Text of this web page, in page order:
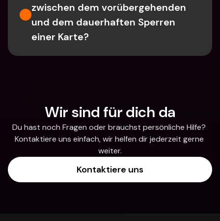
zwischen dem vorübergehenden
und dem dauerhaften Sperren
einer Karte?
Wir sind für dich da
Du hast noch Fragen oder brauchst persönliche Hilfe?
Kontaktiere uns einfach, wir helfen dir jederzeit gerne
weiter.
Kontaktiere uns